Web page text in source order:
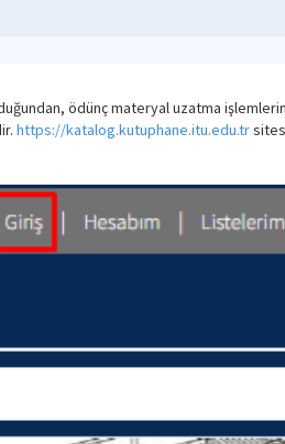
ödünç materyal uzatma
https://katalog.kutuphane.itu.edu.tr